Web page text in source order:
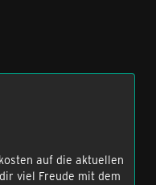
auf die aktuellen
viel Freude mit dem